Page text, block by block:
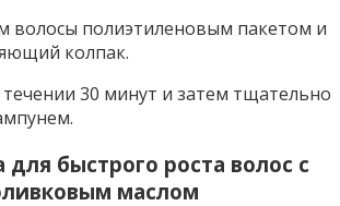
волосы полиэтиленовым пакетом и
колпак.
30 минут и затем тщательно
для быстрого роста волос с
маслом